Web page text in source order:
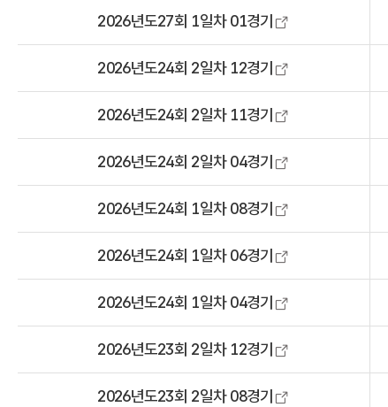
2026년도27회 1일차 01경기
2026년도24회 2일차 12경기
2026년도24회 2일차 11경기
2026년도24회 2일차 04경기
2026년도24회 1일차 08경기
2026년도24회 1일차 06경기
2026년도24회 1일차 04경기
2026년도23회 2일차 12경기
2026년도23회 2일차 08경기